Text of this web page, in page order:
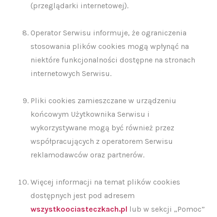
(przeglądarki internetowej).
Operator Serwisu informuje, że ograniczenia
stosowania plików cookies mogą wpłynąć na
niektóre funkcjonalności dostępne na stronach
internetowych Serwisu.
Pliki cookies zamieszczane w urządzeniu
końcowym Użytkownika Serwisu i
wykorzystywane mogą być również przez
współpracujących z operatorem Serwisu
reklamodawców oraz partnerów.
Więcej informacji na temat plików cookies
dostępnych jest pod adresem
wszystkoociasteczkach.pl lub w sekcji „Pomoc”